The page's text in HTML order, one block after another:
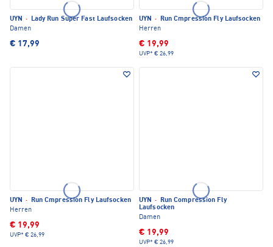
UYN ·
Lady Run Super Fast Laufsocken
Damen
€ 17,99
UYN ·
Run Cmpression Fly Laufsocken
Herren
€ 19,99
UVP* € 26,99
UYN ·
Run Cmpression Fly Laufsocken
Herren
€ 19,99
UVP* € 26,99
UYN ·
Run Compression Fly
Laufsocken
Damen
€ 19,99
UVP* € 26,99